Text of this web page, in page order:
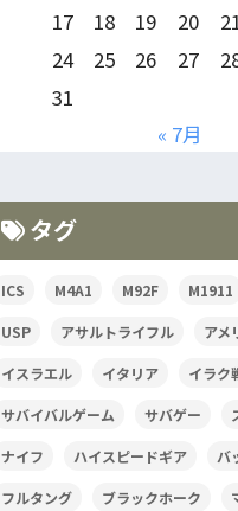
17
18 19 20
24
25 26 27
31
« 7月
タグ
ICS M4A1 M92F M1911
USP アサルトライフル アメ
イスラエル イタリア イラク
サバイバルゲーム サバゲー
ナイフ ハイスピードギア バ
フルタング ブラックホーク